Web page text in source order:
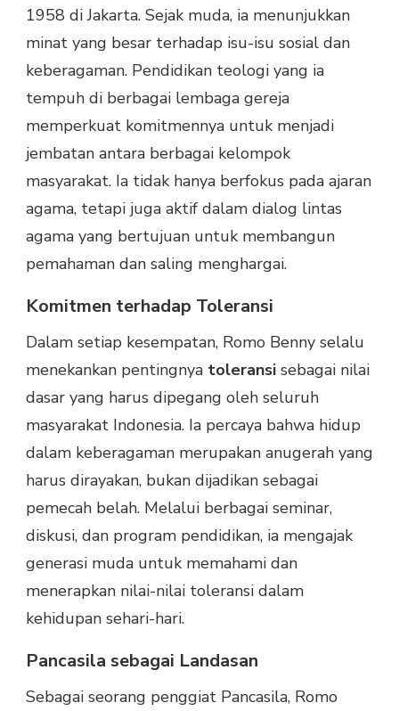
1958 di Jakarta. Sejak muda, ia menunjukkan
minat yang besar terhadap isu-isu sosial dan
keberagaman. Pendidikan teologi yang ia
tempuh di berbagai lembaga gereja
memperkuat komitmennya untuk menjadi
jembatan antara berbagai kelompok
masyarakat. Ia tidak hanya berfokus pada ajaran
agama, tetapi juga aktif dalam dialog lintas
agama yang bertujuan untuk membangun
pemahaman dan saling menghargai.
Komitmen terhadap Toleransi
Dalam setiap kesempatan, Romo Benny selalu
menekankan pentingnya toleransi sebagai nilai
dasar yang harus dipegang oleh seluruh
masyarakat Indonesia. Ia percaya bahwa hidup
dalam keberagaman merupakan anugerah yang
harus dirayakan, bukan dijadikan sebagai
pemecah belah. Melalui berbagai seminar,
diskusi, dan program pendidikan, ia mengajak
generasi muda untuk memahami dan
menerapkan nilai-nilai toleransi dalam
kehidupan sehari-hari.
Pancasila sebagai Landasan
Sebagai seorang penggiat Pancasila, Romo